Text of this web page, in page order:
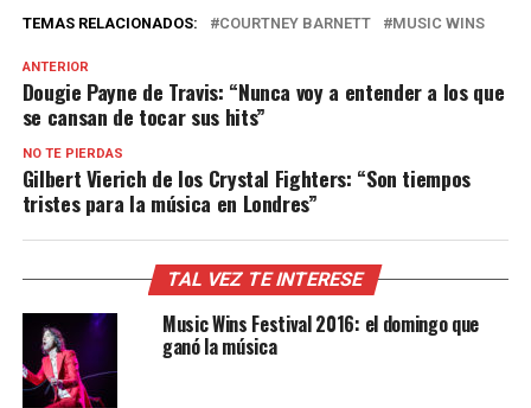
TEMAS RELACIONADOS: COURTNEY BARNETT MUSIC WINS
ANTERIOR
Dougie Payne de Travis: “Nunca voy a entender a los que
se cansan de tocar sus hits”
NO TE PIERDAS
Gilbert Vierich de los Crystal Fighters: “Son tiempos
tristes para la música en Londres”
TAL VEZ TE INTERESE
Music Wins Festival 2016: el domingo que
ganó la música